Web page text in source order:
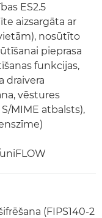
ES2.5
aizsargāta ar
nosūtīto
pieprasa
funkcijas,
draivera
vēstures
MIME atbalsts),
(FIPS140-2